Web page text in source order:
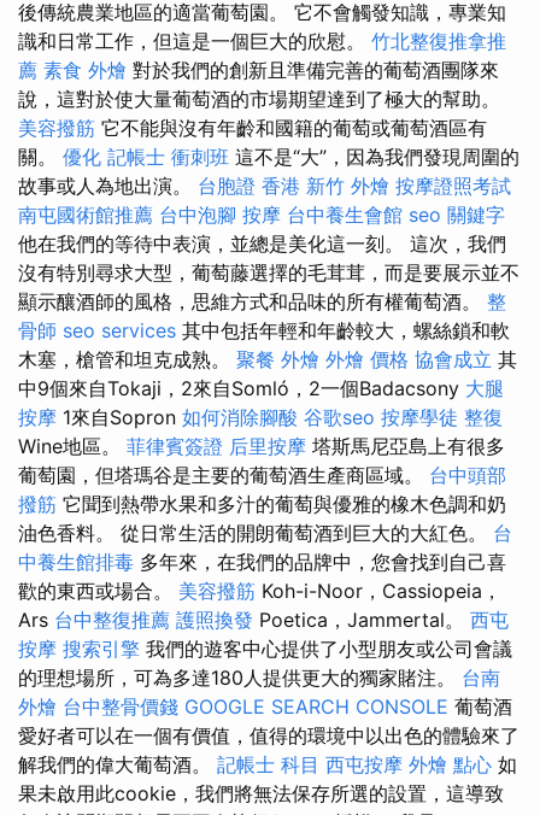
後傳統農業地區的適當葡萄園。 它不會觸發知識，專業知
識和日常工作，但這是一個巨大的欣慰。 竹北整復推拿推
薦 素食 外燴 對於我們的創新且準備完善的葡萄酒團隊來
說，這對於使大量葡萄酒的市場期望達到了極大的幫助。
美容撥筋 它不能與沒有年齡和國籍的葡萄或葡萄酒區有
關。 優化 記帳士 衝刺班 這不是“大”，因為我們發現周圍的
故事或人為地出演。 台胞證 香港 新竹 外燴 按摩證照考試
南屯國術館推薦 台中泡腳 按摩 台中養生會館 seo 關鍵字
他在我們的等待中表演，並總是美化這一刻。 這次，我們
沒有特別尋求大型，葡萄藤選擇的毛茸茸，而是要展示並不
顯示釀酒師的風格，思維方式和品味的所有權葡萄酒。 整
骨師 seo services 其中包括年輕和年齡較大，螺絲鎖和軟
木塞，槍管和坦克成熟。 聚餐 外燴 外燴 價格 協會成立 其
中9個來自Tokaji，2來自Somló，2一個Badacsony 大腿
按摩 1來自Sopron 如何消除腳酸 谷歌seo 按摩學徒 整復
Wine地區。 菲律賓簽證 后里按摩 塔斯馬尼亞島上有很多
葡萄園，但塔瑪谷是主要的葡萄酒生產商區域。 台中頭部
撥筋 它聞到熱帶水果和多汁的葡萄與優雅的橡木色調和奶
油色香料。 從日常生活的開朗葡萄酒到巨大的大紅色。 台
中養生館排毒 多年來，在我們的品牌中，您會找到自己喜
歡的東西或場合。 美容撥筋 Koh-i-Noor，Cassiopeia，
Ars 台中整復推薦 護照換發 Poetica，Jammertal。 西屯
按摩 搜索引擎 我們的遊客中心提供了小型朋友或公司會議
的理想場所，可為多達180人提供更大的獨家賭注。 台南
外燴 台中整骨價錢 GOOGLE SEARCH CONSOLE 葡萄酒
愛好者可以在一個有價值，值得的環境中以出色的體驗來了
解我們的偉大葡萄酒。 記帳士 科目 西屯按摩 外燴 點心 如
果未啟用此cookie，我們將無法保存所選的設置，這導致